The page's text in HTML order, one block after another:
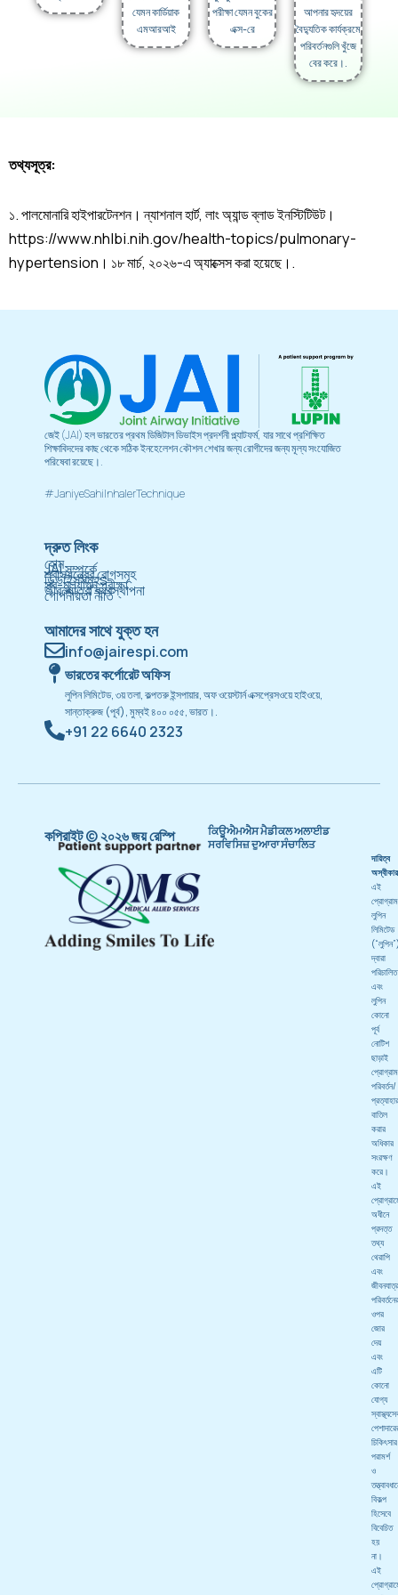
যেমন কার্ডিয়াক
এমআরআই
পরীক্ষা যেমন বুকের
এক্স-রে
আপনার হৃদয়ের
বৈদ্যুতিক কার্যক্রমে
পরিবর্তনগুলি খুঁজে
বের করে।.
তথ্যসূত্র:
১. পালমোনারি হাইপারটেনশন। ন্যাশনাল হার্ট, লাং অ্যান্ড ব্লাড ইনস্টিটিউট।
https://www.nhlbi.nih.gov/health-topics/pulmonary-
hypertension। ১৮ মার্চ, ২০২৬-এ অ্যাক্সেস করা হয়েছে।.
জেই (JAI) হল ভারতের প্রথম ডিজিটাল ডিভাইস প্রদর্শনী প্ল্যাটফর্ম, যার সাথে প্রশিক্ষিত
শিক্ষাবিদদের কাছ থেকে সঠিক ইনহেলেশন কৌশল শেখার জন্য রোগীদের জন্য মূল্য সংযোজিত
পরিষেবা রয়েছে।.
#JaniyeSahiInhalerTechnique
দ্রুত লিংক
হোম
JAI সম্পর্কে
শ্বাসযন্ত্রের রোগসমূহ
ডিভাইসসমূহs
স্ব-মূল্যায়ন পরীক্ষা
জীবনযাত্রা ব্যবস্থাপনা
গোপনীয়তা নীতি
আমাদের সাথে যুক্ত হন
info@jairespi.com
ভারতের কর্পোরেট অফিস
লুপিন লিমিটেড, ৩য় তলা, কল্পতরু ইন্সপায়ার, অফ ওয়েস্টার্ন এক্সপ্রেসওয়ে হাইওয়ে,
সান্তাক্রুজ (পূর্ব), মুম্বই ৪০০ ০৫৫, ভারত।.
+91 22 6640 2323
কপিরাইট © ২০২৬ জয় রেস্পি
ਕਿਊਐਮਐਸ ਮੈਡੀਕਲ ਅਲਾਈਡ
ਸਰਵਿਸਿਜ਼ ਦੁਆਰਾ ਸੰਚਾਲਿਤ
দায়িত্ব
এই
লুপিন
লিমিটেড
দ্বারা
পরিচালিত
এবং
লুপিন
কোনো
পূর্ব
নোটিশ
ছাড়াই
পরিবর্তন/
বাতিল
করার
অধিকার
সংরক্ষণ
করে।
এই
অধীনে
প্রদত্ত
তথ্য
থেরাপি
এবং
পরিবর্তনের
ওপর
জোর
দেয়
এবং
এটি
কোনো
যোগ্য
চিকিৎসার
পরামর্শ
ও
বিকল্প
হিসেবে
বিবেচিত
হয়
না।
এই